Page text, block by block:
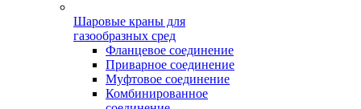
Шаровые краны для
газообразных сред
Фланцевое соединение
Приварное соединение
Муфтовое соединение
Комбинированное